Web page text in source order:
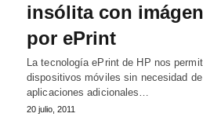
insólita con
por ePrint
La tecnología ePrint de HP nos
dispositivos móviles sin necesidad
aplicaciones adicionales…
20 julio, 2011